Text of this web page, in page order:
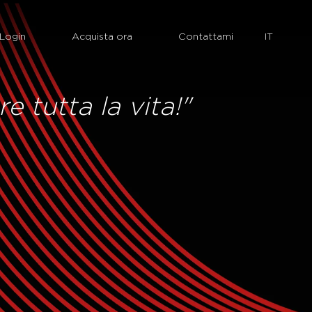
Login Acquista ora Contattami
tutta la vita!"